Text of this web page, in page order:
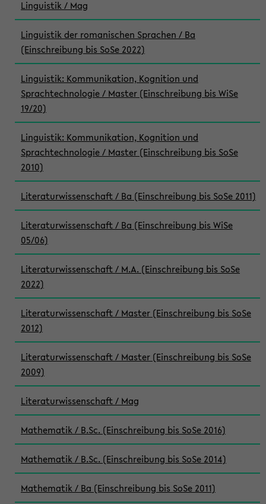
Linguistik / Mag
Linguistik der romanischen Sprachen / Ba
(Einschreibung bis SoSe 2022)
Linguistik: Kommunikation, Kognition und
Sprachtechnologie / Master (Einschreibung bis WiSe
19/20)
Linguistik: Kommunikation, Kognition und
Sprachtechnologie / Master (Einschreibung bis SoSe
2010)
Literaturwissenschaft / Ba (Einschreibung bis SoSe 2011)
Literaturwissenschaft / Ba (Einschreibung bis WiSe
05/06)
Literaturwissenschaft / M.A. (Einschreibung bis SoSe
2022)
Literaturwissenschaft / Master (Einschreibung bis SoSe
2012)
Literaturwissenschaft / Master (Einschreibung bis SoSe
2009)
Literaturwissenschaft / Mag
Mathematik / B.Sc. (Einschreibung bis SoSe 2016)
Mathematik / B.Sc. (Einschreibung bis SoSe 2014)
Mathematik / Ba (Einschreibung bis SoSe 2011)